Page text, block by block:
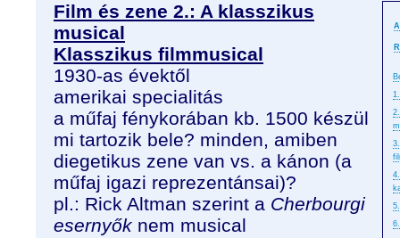
Film és zene 2.: A klasszikus
musical
Klasszikus filmmusical
1930-as évektől
amerikai specialitás
a műfaj fénykorában kb. 1500 készül
mi tartozik bele? minden, amiben
diegetikus zene van vs. a kánon (a
műfaj igazi reprezentánsai)?
pl.: Rick Altman szerint a Cherbourgi
esernyők nem musical